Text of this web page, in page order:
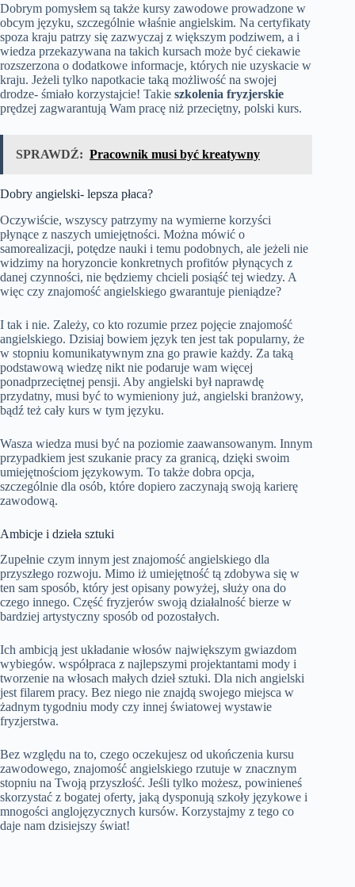
Dobrym pomysłem są także kursy zawodowe prowadzone w
obcym języku, szczególnie właśnie angielskim. Na certyfikaty
spoza kraju patrzy się zazwyczaj z większym podziwem, a i
wiedza przekazywana na takich kursach może być ciekawie
rozszerzona o dodatkowe informacje, których nie uzyskacie w
kraju. Jeżeli tylko napotkacie taką możliwość na swojej
drodze- śmiało korzystajcie! Takie szkolenia fryzjerskie
prędzej zagwarantują Wam pracę niż przeciętny, polski kurs.
SPRAWDŹ: Pracownik musi być kreatywny
Dobry angielski- lepsza płaca?
Oczywiście, wszyscy patrzymy na wymierne korzyści
płynące z naszych umiejętności. Można mówić o
samorealizacji, potędze nauki i temu podobnych, ale jeżeli nie
widzimy na horyzoncie konkretnych profitów płynących z
danej czynności, nie będziemy chcieli posiąść tej wiedzy. A
więc czy znajomość angielskiego gwarantuje pieniądze?
I tak i nie. Zależy, co kto rozumie przez pojęcie znajomość
angielskiego. Dzisiaj bowiem język ten jest tak popularny, że
w stopniu komunikatywnym zna go prawie każdy. Za taką
podstawową wiedzę nikt nie podaruje wam więcej
ponadprzeciętnej pensji. Aby angielski był naprawdę
przydatny, musi być to wymieniony już, angielski branżowy,
bądź też cały kurs w tym języku.
Wasza wiedza musi być na poziomie zaawansowanym. Innym
przypadkiem jest szukanie pracy za granicą, dzięki swoim
umiejętnościom językowym. To także dobra opcja,
szczególnie dla osób, które dopiero zaczynają swoją karierę
zawodową.
Ambicje i dzieła sztuki
Zupełnie czym innym jest znajomość angielskiego dla
przyszłego rozwoju. Mimo iż umiejętność tą zdobywa się w
ten sam sposób, który jest opisany powyżej, służy ona do
czego innego. Część fryzjerów swoją działalność bierze w
bardziej artystyczny sposób od pozostałych.
Ich ambicją jest układanie włosów największym gwiazdom
wybiegów. współpraca z najlepszymi projektantami mody i
tworzenie na włosach małych dzieł sztuki. Dla nich angielski
jest filarem pracy. Bez niego nie znajdą swojego miejsca w
żadnym tygodniu mody czy innej światowej wystawie
fryzjerstwa.
Bez względu na to, czego oczekujesz od ukończenia kursu
zawodowego, znajomość angielskiego rzutuje w znacznym
stopniu na Twoją przyszłość. Jeśli tylko możesz, powinieneś
skorzystać z bogatej oferty, jaką dysponują szkoły językowe i
mnogości anglojęzycznych kursów. Korzystajmy z tego co
daje nam dzisiejszy świat!